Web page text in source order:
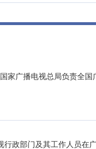
家广播电视总局负责全
行政部门及其工作人员